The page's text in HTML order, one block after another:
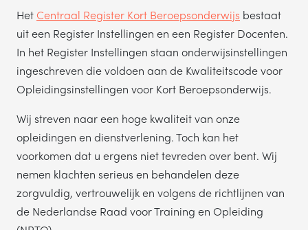
Het Centraal Register Kort Beroepsonderwijs bestaat
uit een Register Instellingen en een Register Docenten.
In het Register Instellingen staan onderwijsinstellingen
ingeschreven die voldoen aan de Kwaliteitscode voor
Opleidingsinstellingen voor Kort Beroepsonderwijs.
Wij streven naar een hoge kwaliteit van onze
opleidingen en dienstverlening. Toch kan het
voorkomen dat u ergens niet tevreden over bent. Wij
nemen klachten serieus en behandelen deze
zorgvuldig, vertrouwelijk en volgens de richtlijnen van
de Nederlandse Raad voor Training en Opleiding